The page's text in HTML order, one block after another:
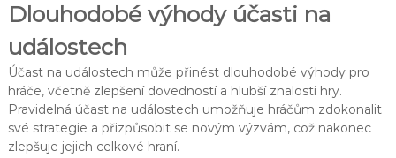
Dlouhodobé výhody účasti na
událostech
Účast na událostech může přinést dlouhodobé výhody pro
hráče, včetně zlepšení dovedností a hlubší znalosti hry.
Pravidelná účast na událostech umožňuje hráčům zdokonalit
své strategie a přizpůsobit se novým výzvám, což nakonec
zlepšuje jejich celkové hraní.